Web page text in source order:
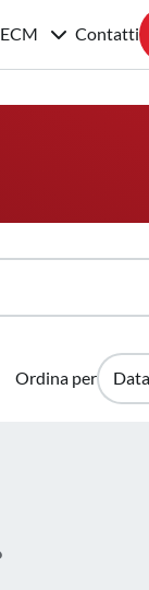
ECM Contatti
Ordina per